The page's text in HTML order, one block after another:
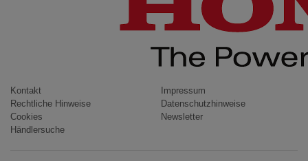
CIVIC / CIVIC LIMOUSINE
INSIGHT
ACCORD
Kontakt
Impressum
Rechtliche Hinweise
Datenschutzhinweise
Cookies
Newsletter
Händlersuche